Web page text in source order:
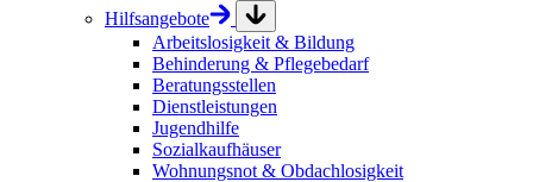
Hilfsangebote
Arbeitslosigkeit & Bildung
Behinderung & Pflegebedarf
Beratungsstellen
Dienstleistungen
Jugendhilfe
Sozialkaufhäuser
Wohnungsnot & Obdachlosigkeit